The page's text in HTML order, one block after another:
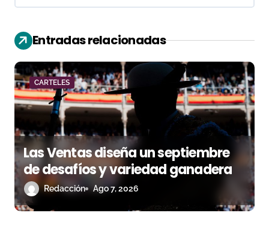
i
ó
n
d
e
e
n
t
r
Entradas relacionadas
CARTELES
Las Ventas diseña un septiembre
de desafíos y variedad ganadera
Redacción Ago 7, 2026